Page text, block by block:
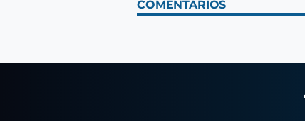
COMENTARIOS